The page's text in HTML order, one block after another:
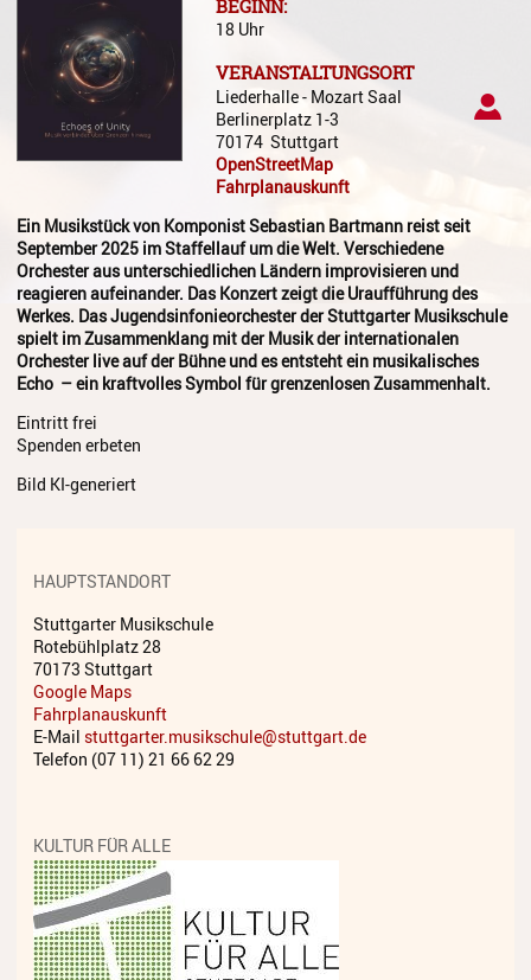
Komposition
Musikproduktion, DJing und
Recording
Musiktheater - Stage
Coaching
Musiktheorie
Musiktherapie
MuM - Musikunterricht für
Menschen mit Behinderung
RockPopJazz
Talentförderung
Fördermöglichkeiten
Mietinstrumente
BEGINN:
18 Uhr
VERANSTALTUNGSORT
Liederhalle - Mozart Saal
Berlinerplatz 1-3
70174 Stuttgart
OpenStreetMap
Fahrplanauskunft
Ein Musikstück von Komponist Sebastian Bartmann reist seit
September 2025 im Staffellauf um die Welt. Verschiedene
Orchester aus unterschiedlichen Ländern improvisieren und
reagieren aufeinander. Das Konzert zeigt die Uraufführung des
Werkes. Das Jugendsinfonieorchester der Stuttgarter Musikschule
spielt im Zusammenklang mit der Musik der internationalen
Orchester live auf der Bühne und es entsteht ein musikalisches
Echo – ein kraftvolles Symbol für grenzenlosen Zusammenhalt.
Eintritt frei
Spenden erbeten
Bild KI-generiert
HAUPTSTANDORT
Stuttgarter Musikschule
Rotebühlplatz 28
70173 Stuttgart
Google Maps
Fahrplanauskunft
E-Mail stuttgarter.musikschule@stuttgart.de
Telefon (07 11) 21 66 62 29
KULTUR FÜR ALLE